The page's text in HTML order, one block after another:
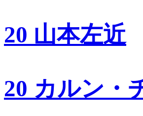
20 山本左近
20 カルン・